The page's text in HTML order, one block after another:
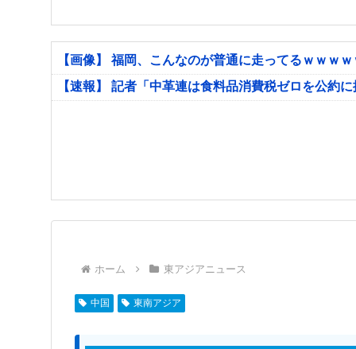
【画像】 福岡、こんなのが普通に走ってるｗｗｗ
【速報】 記者「中革連は食料品消費税ゼロを公約
ホーム 東アジアニュース
中国 東南アジア